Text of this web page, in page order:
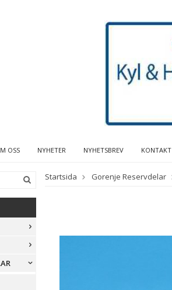
OSS NYHETER NYHETSBREV KONTAKT
Startsida Gorenje Reservdelar